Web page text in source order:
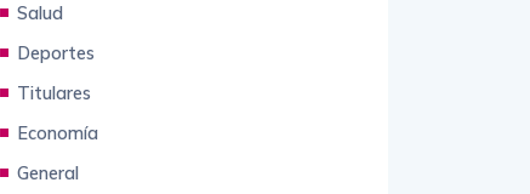
Salud
Deportes
Titulares
Economía
General